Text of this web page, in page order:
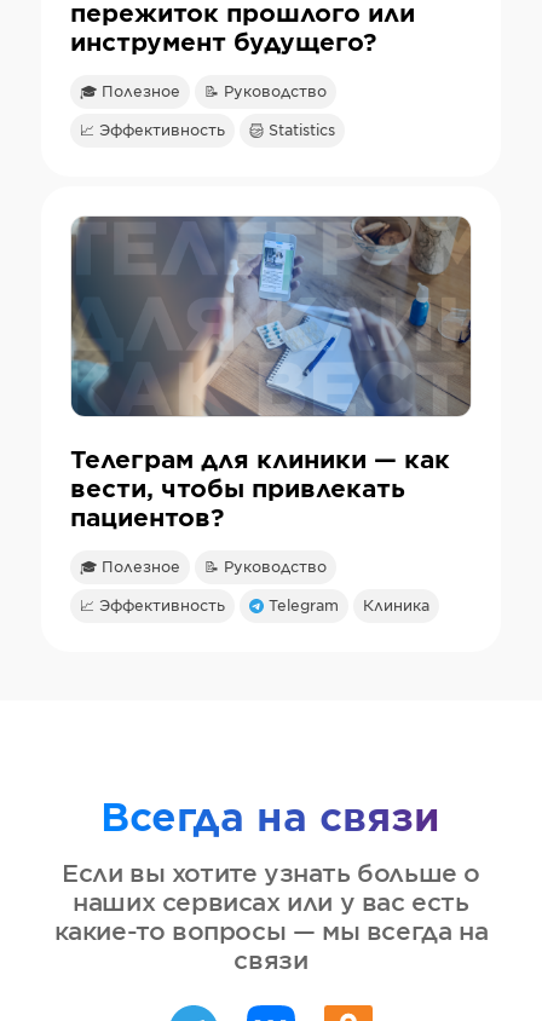
пережиток прошлого или
инструмент будущего?
🎓 Полезное 📝 Руководство
📈 Эффективность Statistics
Телеграм для клиники — как
вести, чтобы привлекать
пациентов?
🎓 Полезное 📝 Руководство
📈 Эффективность Telegram Клиника
Всегда на связи
Если вы хотите узнать больше о
наших сервисах или у вас есть
какие-то вопросы — мы всегда на
связи